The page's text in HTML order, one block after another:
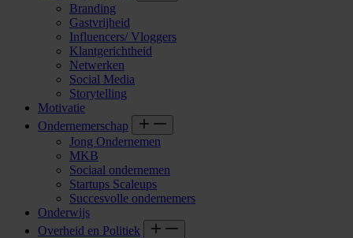
Branding
Gastvrijheid
Influencers/ Vloggers
Klantgerichtheid
Netwerken
Social Media
Storytelling
Motivatie
Ondernemerschap
Jong Ondernemen
MKB
Sociaal ondernemen
Startups Scaleups
Succesvolle ondernemers
Onderwijs
Overheid en Politiek